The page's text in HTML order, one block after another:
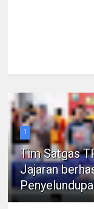
1
Tim Satgas
Jajaran